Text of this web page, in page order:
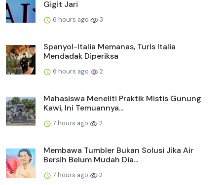
Gigit Jari
6 hours ago 3
Spanyol-Italia Memanas, Turis Italia
Mendadak Diperiksa
6 hours ago 2
Mahasiswa Meneliti Praktik Mistis Gunung
Kawi, Ini Temuannya...
7 hours ago 2
Membawa Tumbler Bukan Solusi Jika Air
Bersih Belum Mudah Dia...
7 hours ago 2